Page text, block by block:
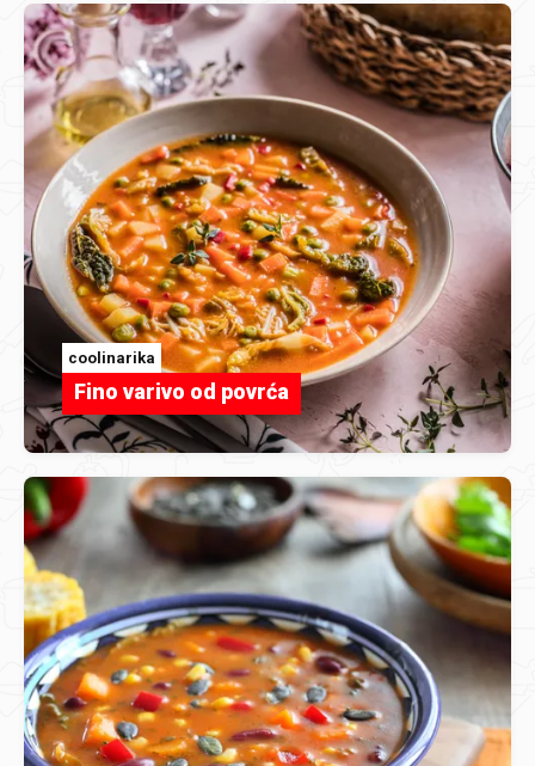
coolinarika
Fino varivo od povrća